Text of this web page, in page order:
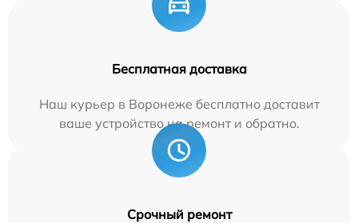
Бесплатная доставка
Наш курьер в Воронеже бесплатно доставит
ваше устройство на ремонт и обратно.
Срочный ремонт